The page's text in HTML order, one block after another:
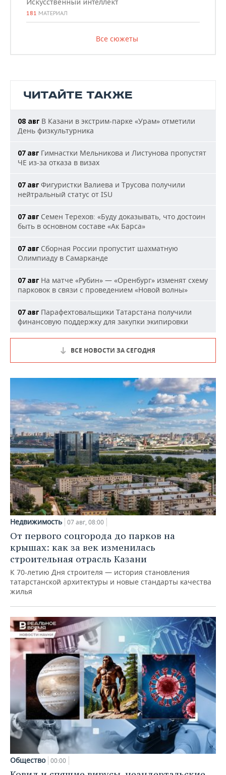
Искусственный интеллект
181 МАТЕРИАЛ
Все сюжеты
ЧИТАЙТЕ ТАКЖЕ
08 авг В Казани в экстрим-парке «Урам» отметили
День физкультурника
07 авг Гимнастки Мельникова и Листунова пропустят
ЧЕ из-за отказа в визах
07 авг Фигуристки Валиева и Трусова получили
нейтральный статус от ISU
07 авг Семен Терехов: «Буду доказывать, что достоин
быть в основном составе «Ак Барса»
07 авг Сборная России пропустит шахматную
Олимпиаду в Самарканде
07 авг На матче «Рубин» — «Оренбург» изменят схему
парковок в связи с проведением «Новой волны»
07 авг Парафехтовальщики Татарстана получили
финансовую поддержку для закупки экипировки
ВСЕ НОВОСТИ ЗА СЕГОДНЯ
Недвижимость 07 авг, 08:00
От первого соцгорода до парков на
крышах: как за век изменилась
строительная отрасль Казани
К 70-летию Дня строителя — история становления
татарстанской архитектуры и новые стандарты качества
жилья
Общество 00:00